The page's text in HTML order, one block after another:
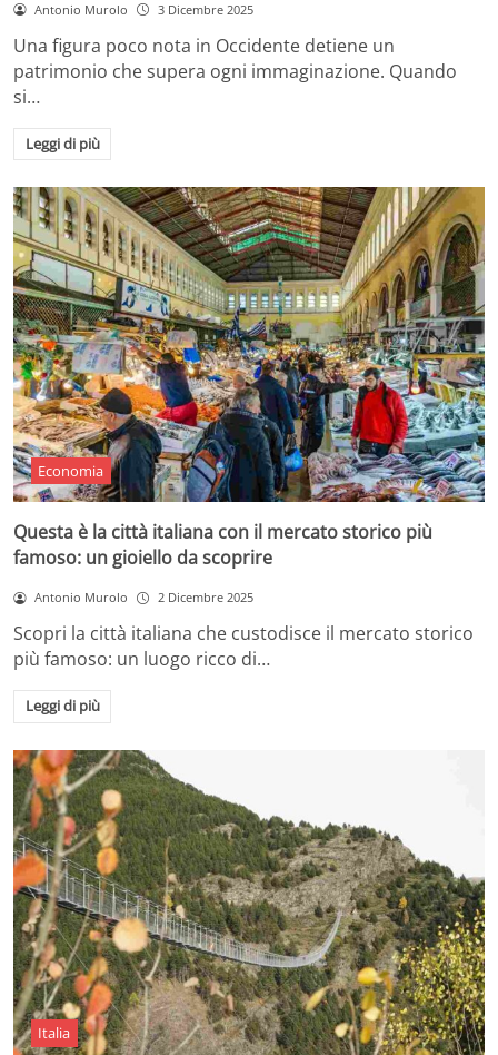
Antonio Murolo 3 Dicembre 2025
Una figura poco nota in Occidente detiene un
patrimonio che supera ogni immaginazione. Quando
si…
Leggi di più
Economia
Questa è la città italiana con il mercato storico più
famoso: un gioiello da scoprire
Antonio Murolo 2 Dicembre 2025
Scopri la città italiana che custodisce il mercato storico
più famoso: un luogo ricco di…
Leggi di più
Italia